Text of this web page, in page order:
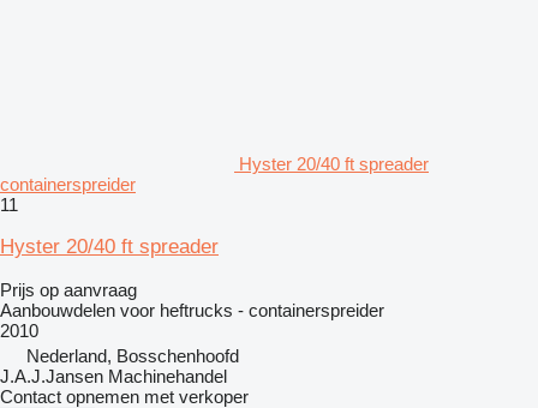
Hyster 20/40 ft spreader
containerspreider
11
Hyster 20/40 ft spreader
Prijs op aanvraag
Aanbouwdelen voor heftrucks - containerspreider
2010
Nederland, Bosschenhoofd
J.A.J.Jansen Machinehandel
Contact opnemen met verkoper